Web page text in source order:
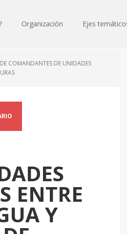
Organización Ejes
COMANDANTES DE UNIDADES
ENTRE
Y